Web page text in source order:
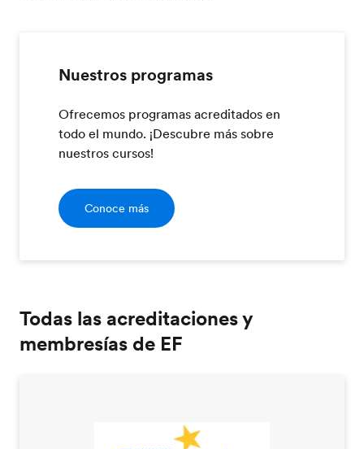
Nuestros programas
Ofrecemos programas acreditados en
todo el mundo. ¡Descubre más sobre
nuestros cursos!
Conoce más
Todas las acreditaciones y
membresías de EF